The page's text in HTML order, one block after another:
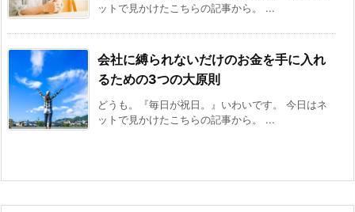
ットで見かけたこちらの記事から。 ...
会社に縛られないだけのお金を手に入れ
るための3つの大原則
どうも。『毎日が祝日。』いわいです。 今日はネ
ットで見かけたこちらの記事から。 ...